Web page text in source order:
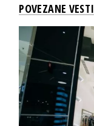
POVEZANE VESTI